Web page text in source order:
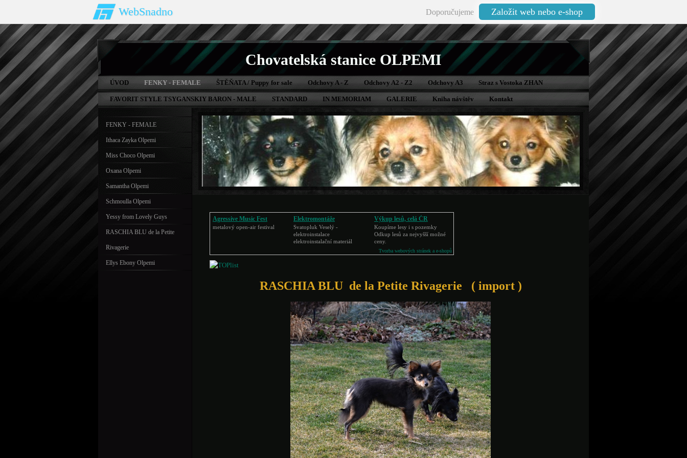
WebSnadno Doporučujeme Založit web nebo e-shop
Chovatelská stanice OLPEMI
ÚVOD FENKY - FEMALE ŠTĚŇATA / Puppy for sale Odchovy A - Z Odchovy A2 - Z2 Odchovy A3 Straz s Vostoka ZHAN
FAVORIT STYLE TSYGANSKIY BARON - MALE STANDARD IN MEMORIAM GALERIE Kniha návštěv Kontakt
FENKY - FEMALE
Ithaca Zayka Olpemi
Miss Choco Olpemi
Oxana Olpemi
Samantha Olpemi
Schmoulla Olpemi
Yessy from Lovely Guys
RASCHIA BLU de la Petite
Rivagerie
Ellys Ebony Olpemi
Agressive Music Fest
metalový open-air festival
Elektromontáže
Svatopluk Veselý -
elektroinstalace
elektroinstalační materiál
Výkup lesů, celá ČR
Koupíme lesy i s pozemky
Odkup lesů za nejvyšší možné
ceny.
Tvorba webových stránek a e-shopů
RASCHIA BLU de la Petite Rivagerie ( import )